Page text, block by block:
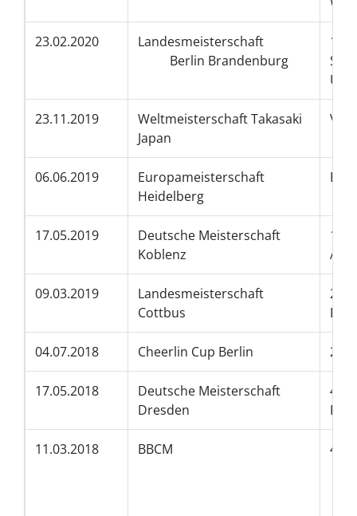
23.02.2020
Landesmeisterschaft
Berlin Brandenburg
23.11.2019
Weltmeisterschaft Takasaki
Japan
06.06.2019
Europameisterschaft
Heidelberg
17.05.2019
Deutsche Meisterschaft
Koblenz
09.03.2019
Landesmeisterschaft
Cottbus
04.07.2018 Cheerlin Cup Berlin
17.05.2018
Deutsche Meisterschaft
Dresden
11.03.2018 BBCM